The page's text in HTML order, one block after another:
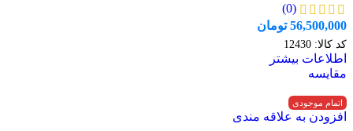
(0)
56,500,000 تومان
کد کالا: 12430
اطلاعات بیشتر
مقایسه
اتمام موجودی
افزودن به علاقه مندی